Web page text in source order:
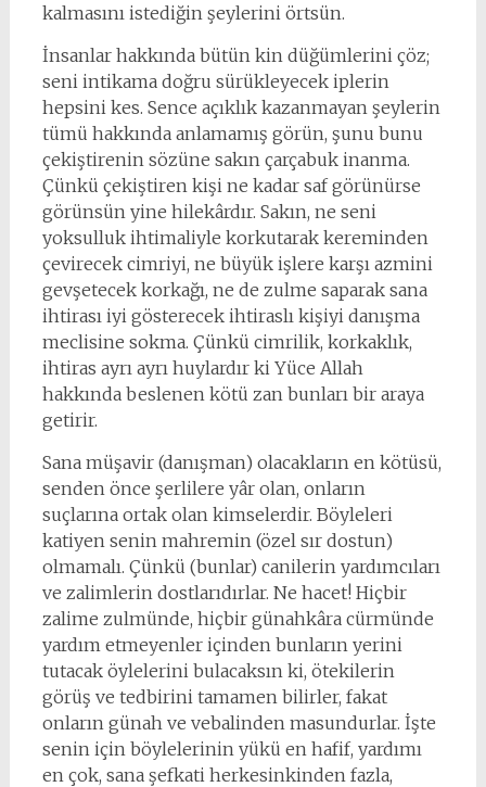
kalmasını istediğin şeylerini örtsün.
İnsanlar hakkında bütün kin düğümlerini çöz;
seni intikama doğru sürükleyecek iplerin
hepsini kes. Sence açıklık kazanmayan şeylerin
tümü hakkında anlamamış görün, şunu bunu
çekiştirenin sözüne sakın çarçabuk inanma.
Çünkü çekiştiren kişi ne kadar saf görünürse
görünsün yine hilekârdır. Sakın, ne seni
yoksulluk ihtimaliyle korkutarak kereminden
çevirecek cimriyi, ne büyük işlere karşı azmini
gevşetecek korkağı, ne de zulme saparak sana
ihtirası iyi gösterecek ihtiraslı kişiyi danışma
meclisine sokma. Çünkü cimrilik, korkaklık,
ihtiras ayrı ayrı huylardır ki Yüce Allah
hakkında beslenen kötü zan bunları bir araya
getirir.
Sana müşavir (danışman) olacakların en kötüsü,
senden önce şerlilere yâr olan, onların
suçlarına ortak olan kimselerdir. Böyleleri
katiyen senin mahremin (özel sır dostun)
olmamalı. Çünkü (bunlar) canilerin yardımcıları
ve zalimlerin dostlarıdırlar. Ne hacet! Hiçbir
zalime zulmünde, hiçbir günahkâra cürmünde
yardım etmeyenler içinden bunların yerini
tutacak öylelerini bulacaksın ki, ötekilerin
görüş ve tedbirini tamamen bilirler, fakat
onların günah ve vebalinden masundurlar. İşte
senin için böylelerinin yükü en hafif, yardımı
en çok, sana şefkati herkesinkinden fazla,